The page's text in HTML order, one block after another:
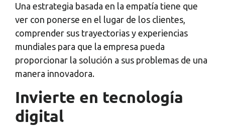
Una estrategia basada en la empatía tiene que
ver con ponerse en el lugar de los clientes,
comprender sus trayectorias y experiencias
mundiales para que la empresa pueda
proporcionar la solución a sus problemas de una
manera innovadora.
Invierte en tecnología
digital